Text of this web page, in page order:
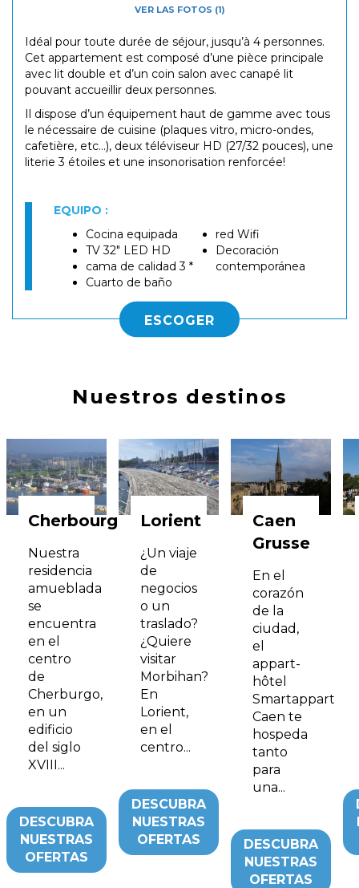
VER LAS FOTOS (1)
Idéal pour toute durée de séjour, jusqu’à 4 personnes.
Cet appartement est composé d’une pièce principale
avec lit double et d’un coin salon avec canapé lit
pouvant accueillir deux personnes.
Il dispose d’un équipement haut de gamme avec tous
le nécessaire de cuisine (plaques vitro, micro-ondes,
cafetière, etc...), deux téléviseur HD (27/32 pouces), une
literie 3 étoiles et une insonorisation renforcée!
EQUIPO :
Cocina equipada
TV 32" LED HD
cama de calidad 3 *
Cuarto de baño
red Wifi
Decoración
contemporánea
ESCOGER
Nuestros destinos
Cherbourg
Nuestra
residencia
amueblada
se
encuentra
en el
centro
de
Cherburgo,
en un
edificio
del siglo
XVIII...
DESCUBRA
NUESTRAS
OFERTAS
Lorient
¿Un viaje
de
negocios
o un
traslado?
¿Quiere
visitar
Morbihan?
En
Lorient,
en el
centro...
DESCUBRA
NUESTRAS
OFERTAS
Caen
Grusse
En el
corazón
de la
ciudad,
el
appart-
hôtel
Smartappart
Caen te
hospeda
tanto
para
una...
DESCUBRA
NUESTRAS
OFERTAS